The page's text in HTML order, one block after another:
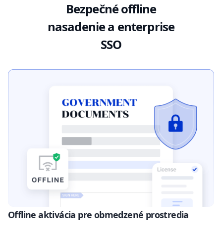
Bezpečné offline
nasadenie a enterprise
SSO
Offline aktivácia pre obmedzené prostredia